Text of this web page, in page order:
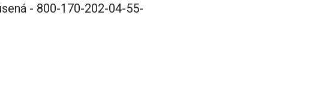
- 800-170-202-04-55-